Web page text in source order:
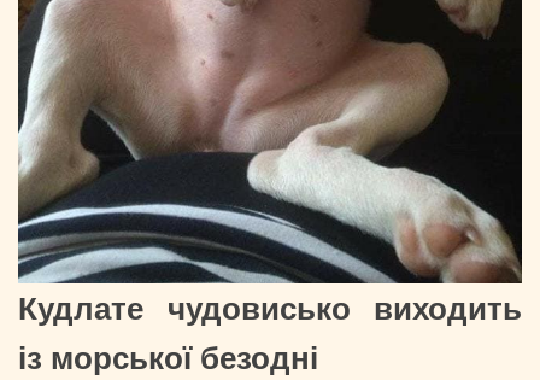
Кудлате чудовисько виходить
із морської безодні